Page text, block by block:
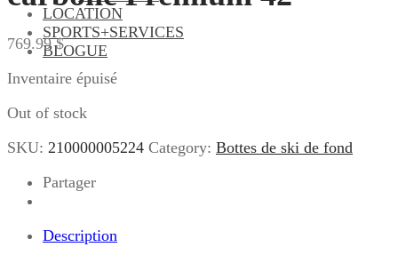
LOCATION
SPORTS+SERVICES
BLOGUE
769.99$
Inventaire épuisé
Out of stock
SKU: 210000005224 Category: Bottes de ski de fond
Partager
Description